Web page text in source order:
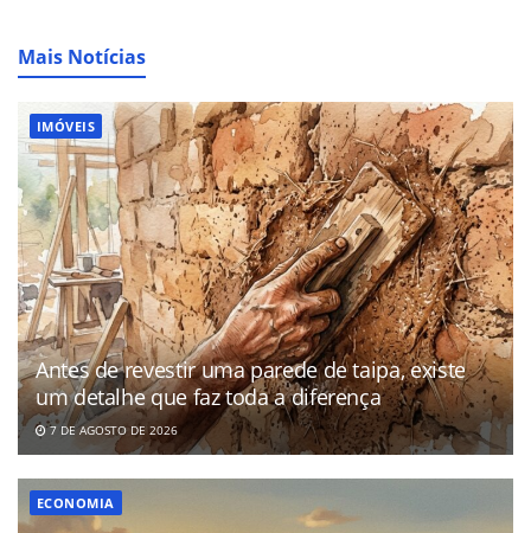
Mais Notícias
IMÓVEIS
Antes de revestir uma parede de taipa, existe
um detalhe que faz toda a diferença
7 DE AGOSTO DE 2026
ECONOMIA